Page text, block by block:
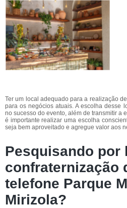
Ter um local adequado para a realização
para os negócios atuais. A escolha desse
no sucesso do evento, além de transmitir a
é importante realizar uma escolha
seja bem aproveitado e agregue valor aos
Pesquisando por
confraternização
telefone Parque
Mirizola?